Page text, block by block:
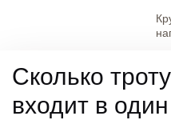
Сколько
входит в